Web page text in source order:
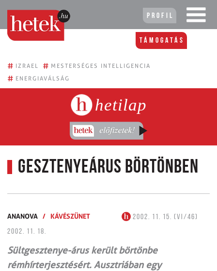
Profil
Támogatás
# IZRAEL # MESTERSÉGES INTELLIGENCIA
# ENERGIAVÁLSÁG
hetilap
Gesztenyeárus börtönben
ANANOVA / KÁVÉSZÜNET
2002. 11. 15. (VI/46)
2002. 11. 18.
Sültgesztenye-árus került börtönbe
rémhírterjesztésért. Ausztriában egy